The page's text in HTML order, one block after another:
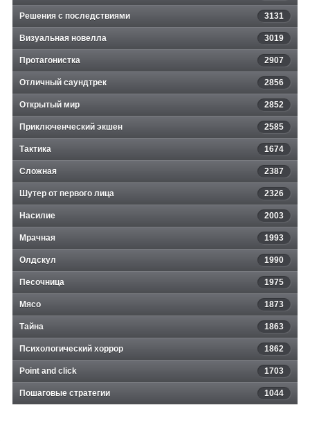
Решения с последствиями 3131
Визуальная новелла 3019
Протагонистка 2907
Отличный саундтрек 2856
Открытый мир 2852
Приключенческий экшен 2585
Тактика 1674
Сложная 2387
Шутер от первого лица 2326
Насилие 2003
Мрачная 1993
Олдскул 1990
Песочница 1975
Мясо 1873
Тайна 1863
Психологический хоррор 1862
Point and click 1703
Пошаговые стратегии 1044